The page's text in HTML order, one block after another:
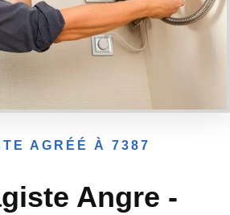
AGRÉÉ À 7387
Angre -